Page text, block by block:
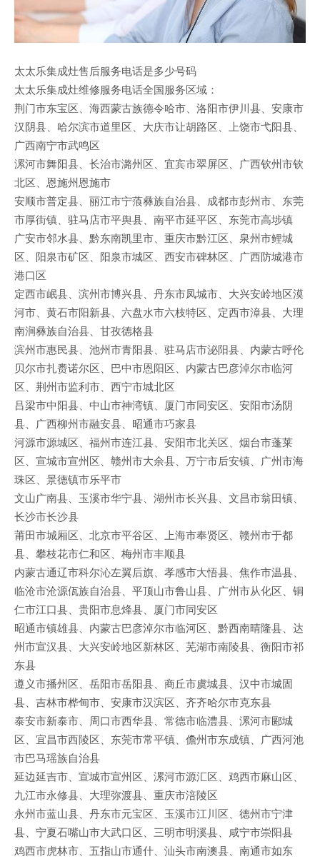
太太乐集成灶售后服务电话是多少号码
太太乐集成灶维修服务电话全国服务区域：
荆门市东宝区、海西蒙古族德令哈市、洛阳市伊川县、安康市
汉阴县、哈尔滨市道里区、大庆市让胡路区、上饶市弋阳县、
广西南宁市武鸣区
漯河市舞阳县、长治市潞州区、宜宾市翠屏区、广西钦州市钦
北区、恩施州恩施市
安顺市普定县、丽江市宁蒗彝族自治县、成都市彭州市、东莞
市厚街镇、驻马店市平舆县、南平市延平区、东莞市高埗镇
广安市邻水县、黔东南凯里市、重庆市黔江区、泉州市鲤城
区、阳泉市矿区、阳泉市城区、西安市碑林区、广西防城港市
港口区
定西市岷县、滨州市博兴县、丹东市凤城市、大兴安岭地区漠
河市、黄石市阳新县、六盘水市六枝特区、定西市漳县、大理
南涧彝族自治县、甘孜德格县
滨州市惠民县、池州市青阳县、驻马店市泌阳县、内蒙古呼伦
贝尔市扎赉诺尔区、巴中市恩阳区、内蒙古巴彦淖尔市临河
区、荆州市监利市、西宁市城北区
吕梁市中阳县、中山市神湾镇、厦门市同安区、安阳市汤阴
县、广西柳州市融安县、昭通市巧家县
河源市源城区、福州市连江县、安阳市北关区、烟台市蓬莱
区、宣城市宣州区、赣州市大余县、万宁市后安镇、广州市海
珠区、景德镇市乐平市
文山广南县、玉溪市华宁县、湖州市长兴县、文昌市翁田镇、
长沙市长沙县
莆田市城厢区、北京市平谷区、上海市奉贤区、赣州市于都
县、攀枝花市仁和区、梅州市丰顺县
内蒙古通辽市科尔沁左翼后旗、孝感市大悟县、焦作市温县、
临沧市沧源佤族自治县、平顶山市鲁山县、广州市从化区、铜
仁市江口县、贵阳市息烽县、厦门市同安区
昭通市镇雄县、内蒙古巴彦淖尔市临河区、黔西南晴隆县、达
州市宣汉县、大兴安岭地区新林区、芜湖市南陵县、衡阳市祁
东县
遵义市播州区、岳阳市岳阳县、商丘市虞城县、汉中市城固
县、吉林市桦甸市、安康市汉滨区、齐齐哈尔市克东县
泰安市新泰市、周口市西华县、常德市临澧县、漯河市郾城
区、宜昌市西陵区、东莞市常平镇、儋州市东成镇、广西河池
市巴马瑶族自治县
延边延吉市、宣城市宣州区、漯河市源汇区、鸡西市麻山区、
九江市永修县、大理弥渡县、重庆市涪陵区
永州市蓝山县、丹东市元宝区、玉溪市江川区、德州市宁津
县、宁夏石嘴山市大武口区、三明市明溪县、咸宁市崇阳县
鸡西市虎林市、五指山市通什、汕头市南澳县、南通市如东